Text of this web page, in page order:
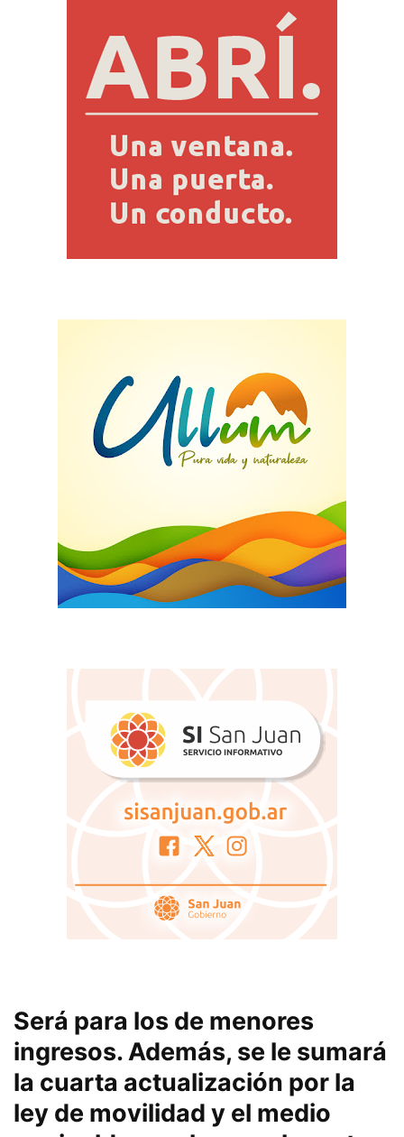
Será para los de menores
ingresos. Además, se le sumará
la cuarta actualización por la
ley de movilidad y el medio